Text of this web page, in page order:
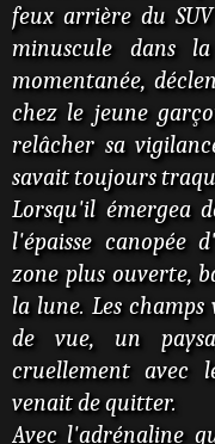
feux arrière du
minuscule dans
momentanée,
chez le jeune
relâcher sa
savait toujours
Lorsqu'il émergea
l'épaisse canopée
zone plus ouverte,
la lune. Les
de vue, un
cruellement avec
venait de quitter.
Avec l'adrénaline